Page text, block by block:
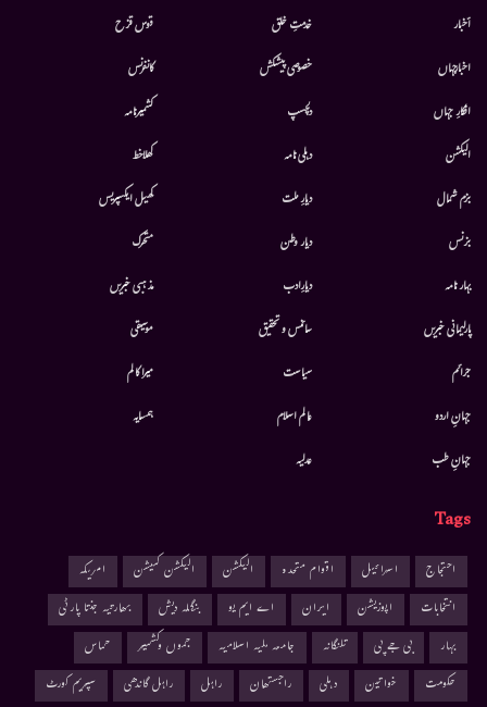
أخبار
اخبارجہاں
افکارِ جہاں
الیکشن
بزم شمال
بزنس
بہار نامہ
پارلیمانی خبریں
جرائم
جہانِ اردو
جہانِ طب
خدمتِ خلق
خصوصی پیشکش
دلچسپ
دہلی نامہ
دیارِ ملت
دیار وطن
دیارِادب
سائنس و تحقیق
سیاست
عالم اسلام
عدلیہ
قوس قزح
کانفرنس
کشمیرنامہ
کھلاخط
کھیل ایکسپریس
متحرك
مذہبی خبریں
موسيقى
میرا کالم
ہمسایہ
Tags
احتجاج اسرائیل اقوام متحدہ الیکشن الیکشن کمیشن
امریکہ
انتخابات
اپوزیشن ایران اے ایم یو بنگلہ دیش
بھارتیہ جنتا پارٹی
بہار
بی جے پی تلنگانہ جامعہ ملیہ اسلامیہ جموں وکشمیر
حماس
حکومت
خواتین دہلی راجستھان راہل راہل گاندھی
سپریم کورٹ